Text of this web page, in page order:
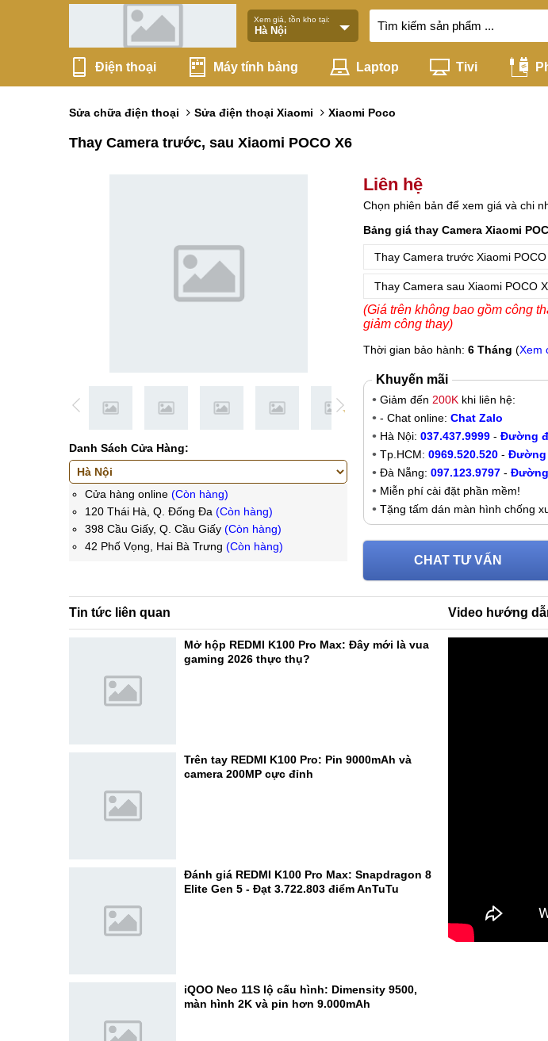
Xem giá, tồn kho tại:
Điện thoại Máy tính bảng Laptop Tivi
Sửa chữa điện thoại Sửa điện thoại Xiaomi Xiaomi Poco
Thay Camera trước, sau Xiaomi POCO X6
Danh Sách Cửa Hàng:
Cửa hàng online (Còn hàng)
120 Thái Hà, Q. Đống Đa (Còn hàng)
398 Cầu Giấy, Q. Cầu Giấy (Còn hàng)
42 Phố Vọng, Hai Bà Trưng (Còn hàng)
Liên hệ
Chọn phiên bản để xem giá và chi
Bảng giá thay Camera Xiaomi
Thay Camera trước Xiaomi
Thay Camera sau Xiaomi POCO
(Giá trên không bao gồm công
giảm công thay)
Thời gian bảo hành: 6 Tháng (Xem
Khuyến mãi
Giảm đến 200K khi liên hệ:
- Chat online: Chat Zalo
Hà Nội: 037.437.9999 - Đường
Tp.HCM: 0969.520.520 - Đường
Đà Nẵng: 097.123.9797 -
Miễn phí cài đặt phần mềm!
Tặng tấm dán màn hình chống
CHAT TƯ VẤN
Tin tức liên quan
Mở hộp REDMI K100 Pro Max: Đây mới là vua
gaming 2026 thực thụ?
Trên tay REDMI K100 Pro: Pin 9000mAh và
camera 200MP cực đỉnh
Đánh giá REDMI K100 Pro Max: Snapdragon 8
Elite Gen 5 - Đạt 3.722.803 điểm AnTuTu
iQOO Neo 11S lộ cấu hình: Dimensity 9500,
màn hình 2K và pin hơn 9.000mAh
Video hướng